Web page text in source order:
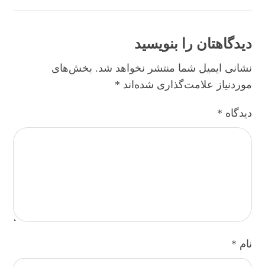
دیدگاهتان را بنویسید
نشانی ایمیل شما منتشر نخواهد شد. بخش‌های
موردنیاز علامت‌گذاری شده‌اند *
دیدگاه *
نام *